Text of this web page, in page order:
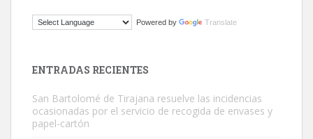
El ayuntamiento se va a llevar a Los Gatos callejeros de la zona los
Powered by Translate
ENTRADAS RECIENTES
San Bartolomé de Tirajana resuelve las incidencias
ocasionadas por el servicio de recogida de envases y
papel-cartón